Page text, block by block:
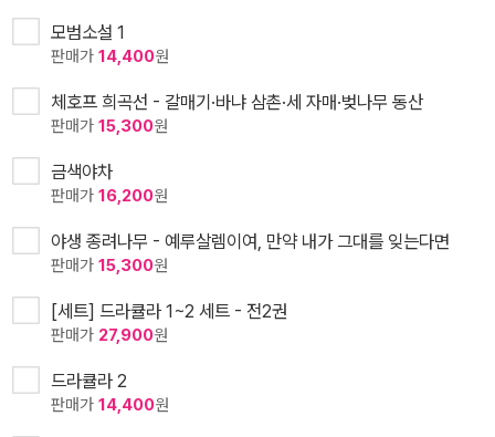
모범소설 1
판매가 14,400원
체호프 희곡선 - 갈매기·바냐 삼촌·세 자매·벚나무 동산
판매가 15,300원
금색야차
판매가 16,200원
야생 종려나무 - 예루살렘이여, 만약 내가 그대를 잊는다면
판매가 15,300원
[세트] 드라큘라 1~2 세트 - 전2권
판매가 27,900원
드라큘라 2
판매가 14,400원